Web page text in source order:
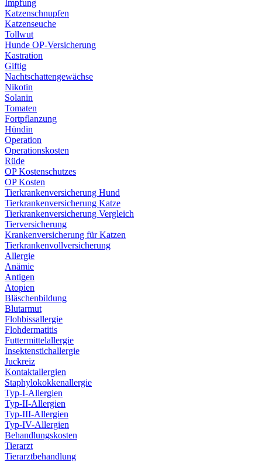
Impfung
Katzenschnupfen
Katzenseuche
Tollwut
Hunde OP-Versicherung
Kastration
Giftig
Nachtschattengewächse
Nikotin
Solanin
Tomaten
Fortpflanzung
Hündin
Operation
Operationskosten
Rüde
OP Kostenschutzes
OP Kosten
Tierkrankenversicherung Hund
Tierkrankenversicherung Katze
Tierkrankenversicherung Vergleich
Tierversicherung
Krankenversicherung für Katzen
Tierkrankenvollversicherung
Allergie
Anämie
Antigen
Atopien
Bläschenbildung
Blutarmut
Flohbissallergie
Flohdermatitis
Futtermittelallergie
Insektenstichallergie
Juckreiz
Kontaktallergien
Staphylokokkenallergie
Typ-I-Allergien
Typ-II-Allergien
Typ-III-Allergien
Typ-IV-Allergien
Behandlungskosten
Tierarzt
Tierarztbehandlung